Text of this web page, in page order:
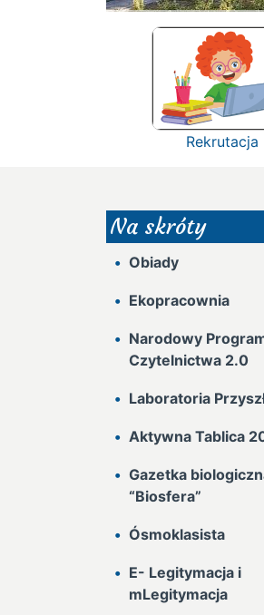
Rekrutacja
Na skróty
Obiady
Ekopracownia
Narodowy
Czytelnictwa 2.0
Laboratoria
Aktywna Tablica
Gazetka
“Biosfera”
Ósmoklasista
E- Legitymacja i
mLegitymacja